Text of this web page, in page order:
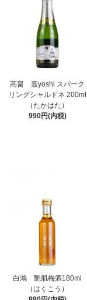
高畠 嘉yoshi スパーク
リングシャルドネ 200ml
（たかはた）
990円(内税)
白鴻 艶肌梅酒180ml
（はくこう）